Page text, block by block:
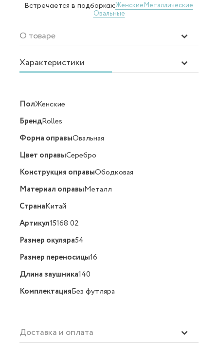
Встречается в подборках:ЖенскиеМеталлические
Овальные
О товаре
Характеристики
ПолЖенские
БрендRolles
Форма оправыОвальная
Цвет оправыСеребро
Конструкция оправыОбодковая
Материал оправыМеталл
СтранаКитай
Артикул15168 02
Размер окуляра54
Размер переносицы16
Длина заушника140
КомплектацияБез футляра
Доставка и оплата